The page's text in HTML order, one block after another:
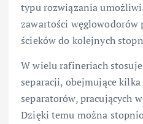
typu rozwiązania
zawartości węglowodorów
ścieków do kolejnych
W wielu rafineriach
separacji, obejmujące
separatorów, pracujących
Dzięki temu można